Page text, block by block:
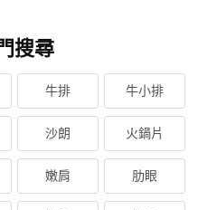
搜尋
牛排 牛小排
沙朗 火鍋片
嫩肩 肋眼